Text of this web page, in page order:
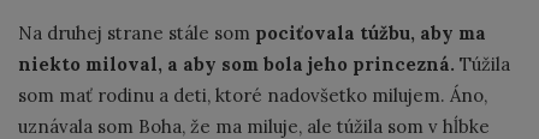
Na druhej strane stále som pociťovala túžbu, aby ma
niekto miloval, a aby som bola jeho princezná. Túžila
som mať rodinu a deti, ktoré nadovšetko milujem. Áno,
uznávala som Boha, že ma miluje, ale túžila som v hĺbke